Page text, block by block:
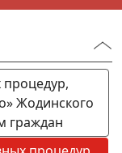
Жодинского
граждан